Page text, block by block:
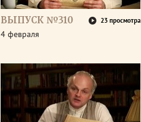
ВЫПУСК №310 23 просмотра
4 февраля